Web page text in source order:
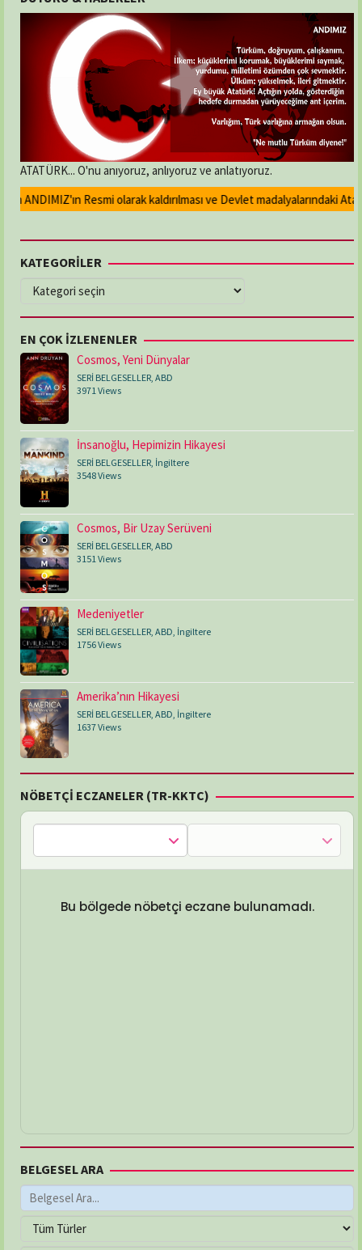
ATATÜRK... O'nu anıyoruz, anlıyoruz ve anlatıyoruz.
ANDIMIZ'ın Resmi olarak kaldırılması ve Devlet madalyalarındaki
KATEGORİLER
KATEGORİLER
EN ÇOK İZLENENLER
Cosmos, Yeni Dünyalar
SERİ BELGESELLER, ABD
3971 Views
İnsanoğlu, Hepimizin Hikayesi
SERİ BELGESELLER, İngiltere
3548 Views
Cosmos, Bir Uzay Serüveni
SERİ BELGESELLER ABD
3151 Views
Medeniyetler
SERİ BELGESELLER ABD İngiltere
1756 Views
Amerika’nın Hikayesi
SERİ BELGESELLER ABD İngiltere
1637 Views
NÖBETÇİ ECZANELER (TR-KKTC)
Bu bölgede nöbetçi eczane bulunamadı.
BELGESEL ARA